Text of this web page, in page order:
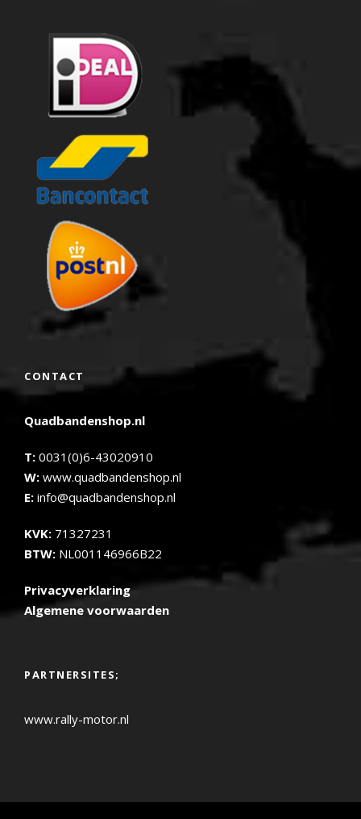
CONTACT
Quadbandenshop.nl
T: 0031(0)6-43020910
W: www.quadbandenshop.nl
E: info@quadbandenshop.nl
KVK: 71327231
BTW: NL001146966B22
Privacyverklaring
Algemene voorwaarden
PARTNERSITES;
www.rally-motor.nl